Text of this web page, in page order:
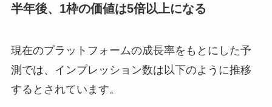
半年後、1枠の価値は5倍以上になる
現在のプラットフォームの成長率をもとにした予
測では、インプレッション数は以下のように推移
するとされています。